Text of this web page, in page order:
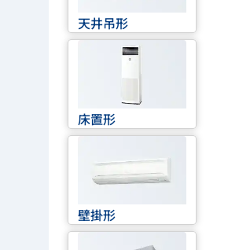
天井吊形
床置形
壁掛形